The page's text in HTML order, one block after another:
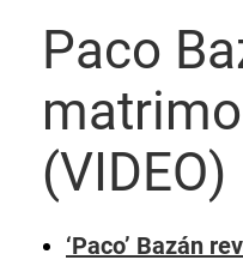
Paco
(VIDEO)
‘Paco’ Bazán